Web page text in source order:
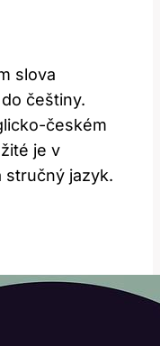
slova
češtiny.
českém
je v
stručný jazyk.